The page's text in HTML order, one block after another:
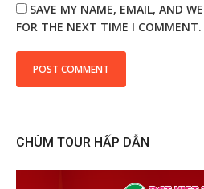
SAVE MY NAME, EMAIL, AND
FOR THE NEXT TIME I COMMENT.
CHÙM TOUR HẤP DẪN